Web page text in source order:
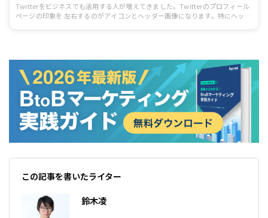
Twitterをビジネスでも活用する人が増えてきました。Twitterのプロフィール
ページの印象を 左右するのがアイコンとヘッダー画像になります。特にヘッダ
この記事を書いたライター
鈴木凌